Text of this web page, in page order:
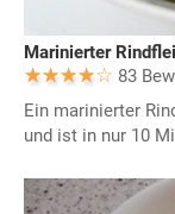
Marinierter
83
Ein marinierter
und ist in nur 10